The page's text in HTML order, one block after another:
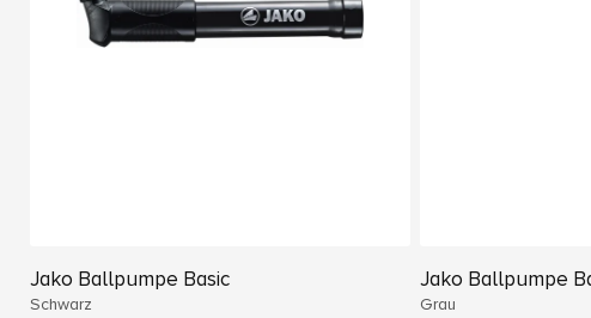
Jako Ballpumpe Basic
Schwarz
Jako Ballpumpe
Grau